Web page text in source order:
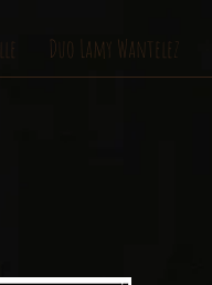
Duo Lamy Wantelez